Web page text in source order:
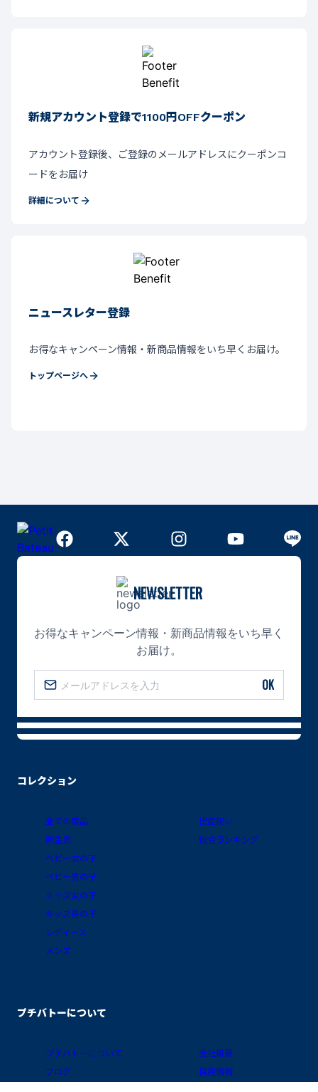
新規アカウント登録で1100円OFFクーポン
アカウント登録後、ご登録のメールアドレスにクーポンコ
ードをお届け
詳細について
ニュースレター登録
お得なキャンペーン情報・新商品情報をいち早くお届け。
トップページへ
コレクション
全ての商品
新生児
ベビー女の子
ベビー男の子
キッズ女の子
キッズ男の子
レディース
メンズ
出産祝い
総合ランキング
プチバトーについて
プチバトーについて
ブログ
会社概要
採用情報
NEWSLETTER
お得なキャンペーン情報・新商品情報をいち早く
お届け。
OK